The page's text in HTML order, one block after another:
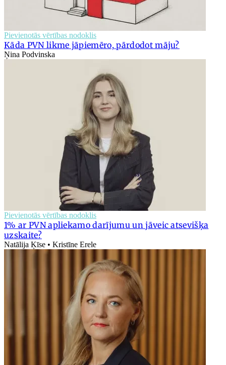
Pievienotās vērtības nodoklis
Kāda PVN likme jāpiemēro, pārdodot māju?
Ņina Podvinska
Pievienotās vērtības nodoklis
1% ar PVN apliekamo darījumu un jāveic atsevišķa
uzskaite?
Natālija Ķīse • Kristīne Erele